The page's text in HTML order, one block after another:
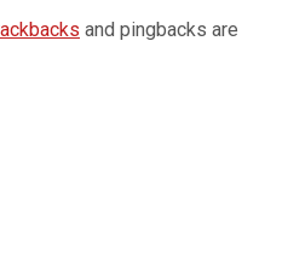
and pingbacks are